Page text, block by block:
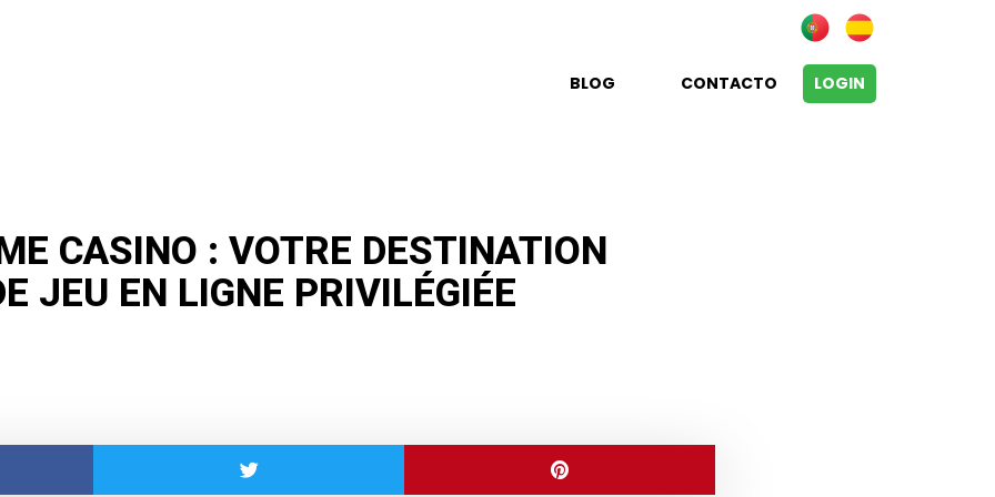
BLOG CONTACTO LOGIN
CASINO : VOTRE DESTINATION
JEU EN LIGNE PRIVILÉGIÉE